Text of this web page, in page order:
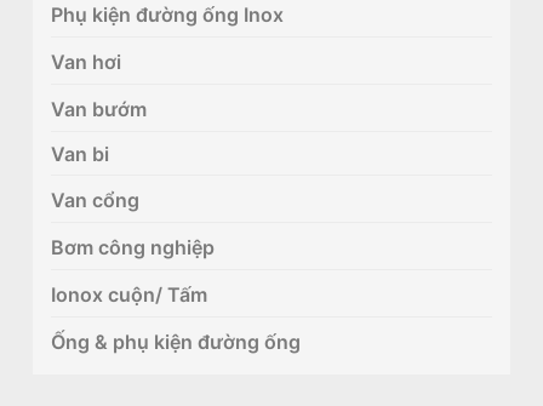
Phụ kiện đường ống Inox
Van hơi
Van bướm
Van bi
Van cổng
Bơm công nghiệp
Ionox cuộn/ Tấm
Ống & phụ kiện đường ống